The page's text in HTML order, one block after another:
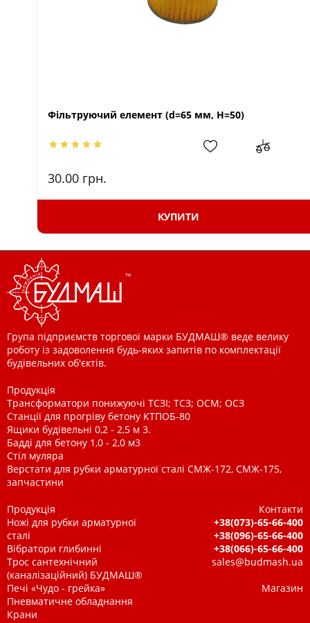
Фільтруючий елемент (d=65 мм, Н=50)
30.00 грн.
КУПИТИ
Група підприємств торгової марки БУДМАШ® веде велику
роботу із задоволення будь-яких запитів по комплектації
будівельних об'єктів.
Продукція
Трансформатори понижуючі ТСЗІ; ТСЗ; ОСМ; ОСЗ
Станції для прогріву бетону КТПОБ-80
Ящики будівельні 0,2 - 2,5 м 3.
Бадді для бетону 1,0 - 2,0 м3
Стіл муляра
Верстати для рубки арматурної сталі СМЖ-172, СМЖ-175,
запчастини
Продукція
Ножі для рубки арматурної
сталі
Вібратори глибинні
Трос сантехнічний
(каналізаційний) БУДМАШ®
Печі «Чудо - грейка»
Пневматичне обладнання
Крани
Контакти
+38(073)-65-66-400
+38(096)-65-66-400
+38(066)-65-66-400
sales@budmash.ua
Магазин